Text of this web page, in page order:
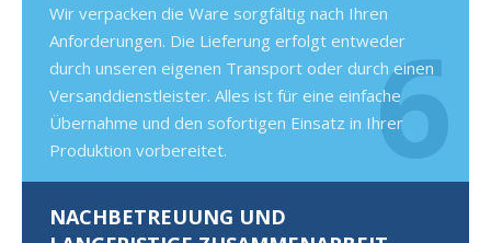
Wir verpacken die Ware sorgfältig nach Ihren
Anforderungen. Die Lieferung erfolgt entweder
durch unseren eigenen Transport oder durch einen
Versanddienstleister. Alles ist für eine einfache
Übernahme und den sofortigen Einsatz in Ihrer
Produktion vorbereitet.
6
NACHBETREUUNG UND